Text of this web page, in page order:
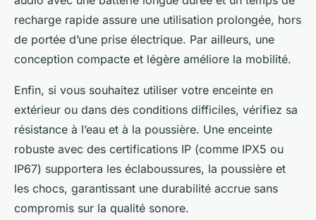
recharge rapide assure une utilisation prolongée, hors
de portée d’une prise électrique. Par ailleurs, une
conception compacte et légère améliore la mobilité.
Enfin, si vous souhaitez utiliser votre enceinte en
extérieur ou dans des conditions difficiles, vérifiez sa
résistance à l’eau et à la poussière. Une enceinte
robuste avec des certifications IP (comme IPX5 ou
IP67) supportera les éclaboussures, la poussière et
les chocs, garantissant une durabilité accrue sans
compromis sur la qualité sonore.